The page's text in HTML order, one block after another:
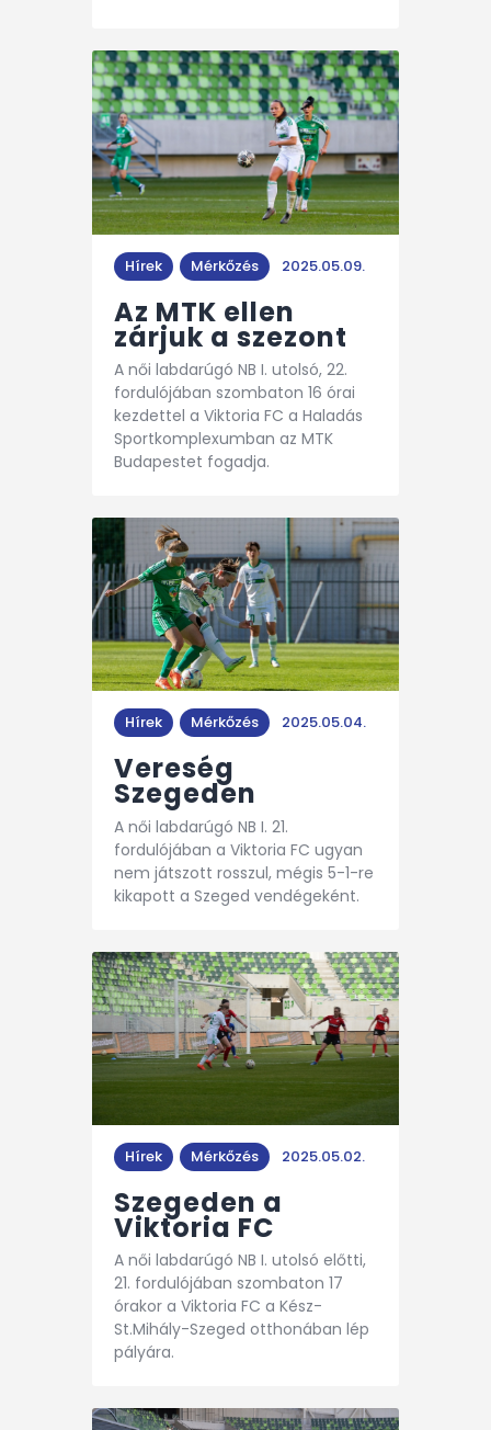
Hírek Mérkőzés 2025.05.09.
Az MTK ellen
zárjuk a szezont
A női labdarúgó NB I. utolsó, 22.
fordulójában szombaton 16 órai
kezdettel a Viktoria FC a Haladás
Sportkomplexumban az MTK
Budapestet fogadja.
Hírek Mérkőzés 2025.05.04.
Vereség
Szegeden
A női labdarúgó NB I. 21.
fordulójában a Viktoria FC ugyan
nem játszott rosszul, mégis 5-1-re
kikapott a Szeged vendégeként.
Hírek Mérkőzés 2025.05.02.
Szegeden a
Viktoria FC
A női labdarúgó NB I. utolsó előtti,
21. fordulójában szombaton 17
órakor a Viktoria FC a Kész-
St.Mihály-Szeged otthonában lép
pályára.